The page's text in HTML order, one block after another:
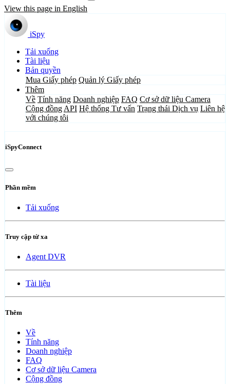
View this page in English
iSpy
Tải xuống
Tài liệu
Bản quyền
Mua Giấy phép Quản lý Giấy phép
Thêm
Về Tính năng Doanh nghiệp FAQ Cơ sở dữ liệu Camera
Cộng đồng API Hệ thống Tư vấn Trạng thái Dịch vụ Liên hệ
với chúng tôi
iSpyConnect
Phần mềm
Tải xuống
Truy cập từ xa
Agent DVR
Tài liệu
Thêm
Về
Tính năng
Doanh nghiệp
FAQ
Cơ sở dữ liệu Camera
Cộng đồng